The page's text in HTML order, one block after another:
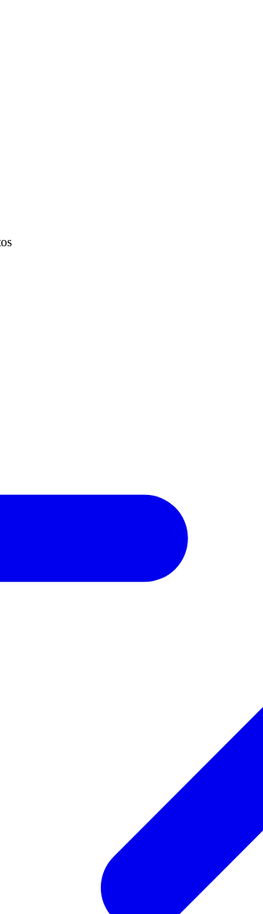
wechseln. Pfeil hoch und runter scrollen die Seite.